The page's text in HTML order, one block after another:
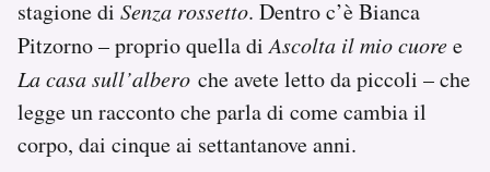
stagione di Senza rossetto. Dentro c’è Bianca
Pitzorno – proprio quella diAscolta il mio cuoree
La casa sull’albero che avete letto da piccoli – che
legge un racconto che parla di come cambia il
corpo, dai cinque ai settantanove anni.